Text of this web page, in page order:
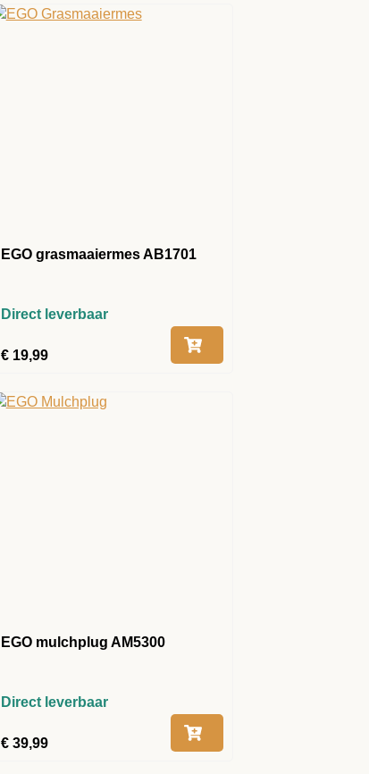
EGO grasmaaiermes AB1701
Direct leverbaar
€19,99
EGO mulchplug AM5300
Direct leverbaar
€39,99